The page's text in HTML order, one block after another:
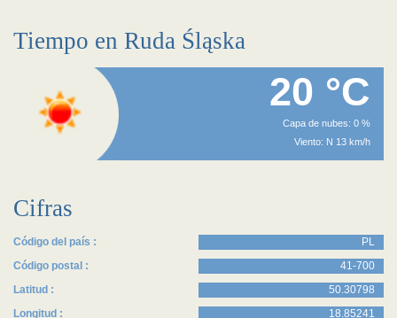
Tiempo en Ruda Śląska
20 °C
Capa de nubes: 0 %
Viento: N 13 km/h
Cifras
Código del país :
PL
Código postal :
41-700
Latitud :
50.30798
Longitud :
18.85241